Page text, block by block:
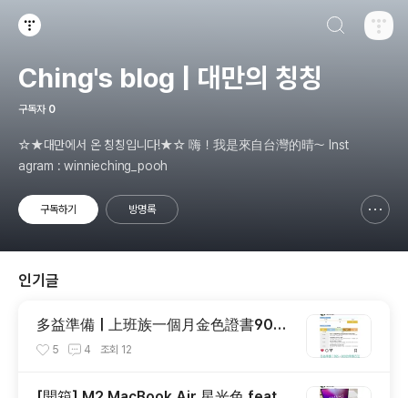
Ching's blog | 대만의 칭칭
구독자 0
☆★대만에서 온 칭칭입니다!★☆ 嗨！我是來自台灣的晴～ Inst
agram : winnieching_pooh
구독하기 방명록
인기글
多益準備｜上班族一個月金色證書900
分的準備方法 ＆推薦書籍大公開
5 4 조회 12